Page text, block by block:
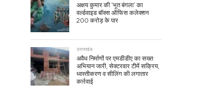
अक्षय कुमार की ‘भूत बंगला’ का
वर्ल्डवाइड बॉक्स ऑफिस कलेक्शन
200 करोड़ के पार
उत्तराखंड
अवैध निर्माणों पर एमडीडीए का सख्त
अभियान जारी, सेक्टरवार टीमें सक्रिय,
ध्वस्तीकरण व सीलिंग की लगातार
कार्रवाई